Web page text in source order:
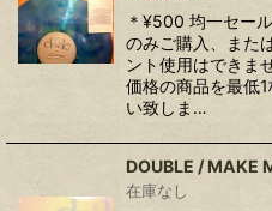
＊¥500 均一セー
のみご購入、また
ント使用はでき
価格の商品を最低
い致しま…
DOUBLE / MAKE
在庫なし